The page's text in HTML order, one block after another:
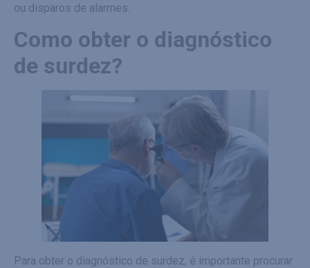
ou disparos de alarmes.
Como obter o diagnóstico
de surdez?
Para obter o diagnóstico de surdez, é importante procurar